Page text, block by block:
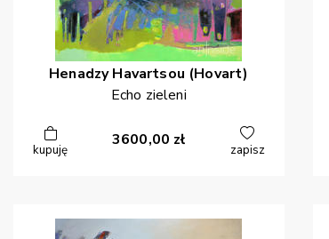
Henadzy Havartsou (Hovart)
Echo zieleni
kupuję
3600,00 zł
zapisz